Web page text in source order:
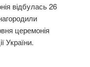
відбулась 26
церемонія
України.